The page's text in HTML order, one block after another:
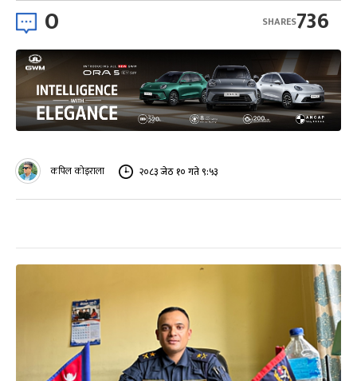
0 736
SHARES
कपिल कोइराला २०८३ जेठ १० गते ९:५३